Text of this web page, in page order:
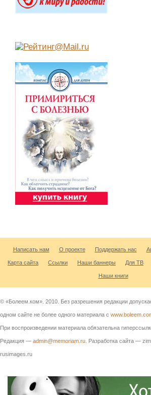
Написать нам О проекте Поддержать нас
Карта сайта Ссылки Наши баннеры Для ТВ
Наши книги
© «Болеем.ком». 2010. Без разрешения редакции
одном сайте не более одного материала с
При воспроизведении материала обязательна
Редакция — admin@memoriam.ru . Разработка сайта —
rusimages.ru